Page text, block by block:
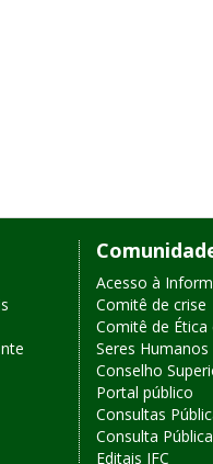
Acesso à
Comitê de crise
Comitê de
Seres Humanos
Conselho
Portal público
Consultas
Consulta
Editais IFC